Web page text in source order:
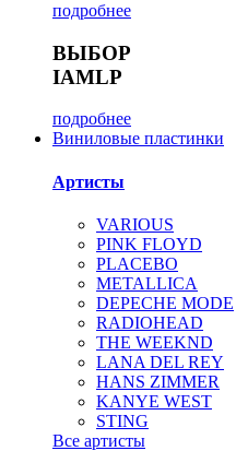
подробнее
ВЫБОР
IAMLP
подробнее
Виниловые пластинки
Артисты
VARIOUS
PINK FLOYD
PLACEBO
METALLICA
DEPECHE MODE
RADIOHEAD
THE WEEKND
LANA DEL REY
HANS ZIMMER
KANYE WEST
STING
Все артисты